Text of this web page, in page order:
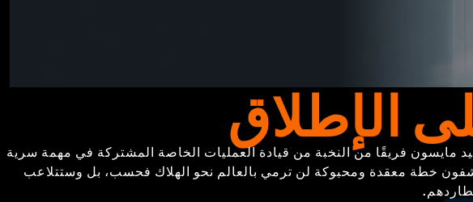
ديفيد مايسون فريقًا من النخبة من قيادة العمليات الخاصة المشتركة في مهمة سرية
خطة معقدة ومحبوكة لن ترمي بالعالم نحو الهلاك فحسب، بل وستتلاعب